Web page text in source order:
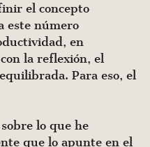
el concepto
este número
en
la reflexión, el
Para eso, el
lo que he
que lo apunte en el